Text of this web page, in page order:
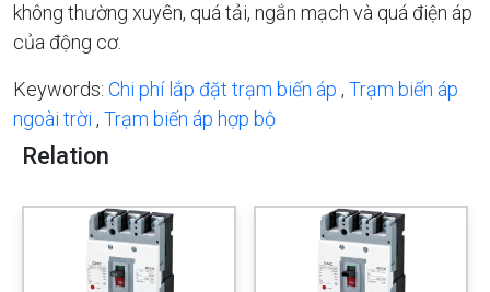
không thường xuyên, quá tải, ngắn mạch và quá điện áp
của động cơ.
Keywords: Chi phí lắp đặt trạm biến áp , Trạm biến áp
ngoài trời , Trạm biến áp hợp bộ
Relation